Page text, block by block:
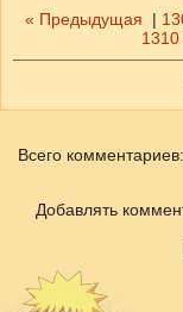
« Предыдущая |
1310
Всего комментариев:
Добавлять